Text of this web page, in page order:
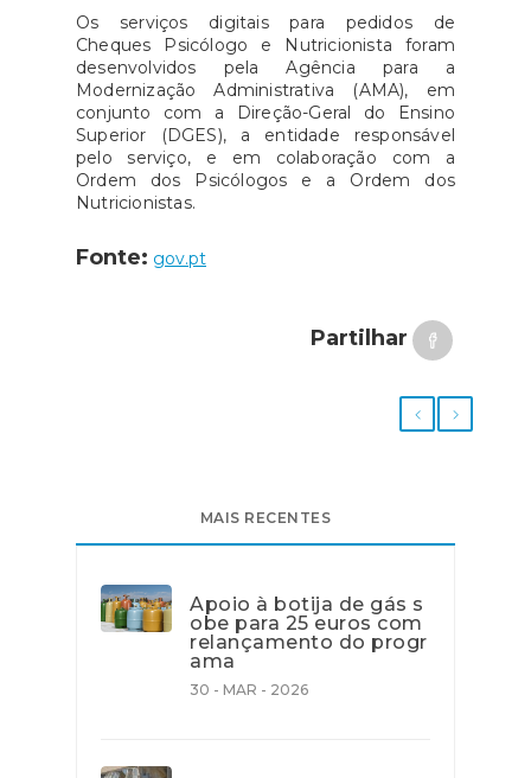
Os serviços digitais para pedidos de
Cheques Psicólogo e Nutricionista foram
desenvolvidos pela Agência para a
Modernização Administrativa (AMA), em
conjunto com a Direção-Geral do Ensino
Superior (DGES), a entidade responsável
pelo serviço, e em colaboração com a
Ordem dos Psicólogos e a Ordem dos
Nutricionistas.
Fonte: gov.pt
Partilhar
MAIS RECENTES
Apoio à botija de gás s
obe para 25 euros com
relançamento do progr
ama
30 - MAR - 2026